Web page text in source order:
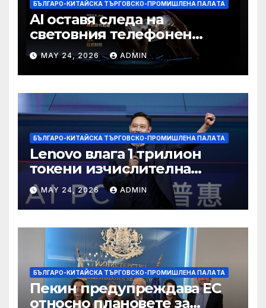
БЪЛГАРО-КИТАЙСКА ТЪРГОВСКО-ПРОМИШЛЕНА ПАЛAТА
AI оставя следа на
световния телефонен
пазар
MAY 24, 2026 ADMIN
БЪЛГАРО-КИТАЙСКА ТЪРГОВСКО-ПРОМИШЛЕНА ПАЛAТА
Lenovo влага 1 трилион
токени изчислителна
мощност в AI екосистемата
MAY 24, 2026 ADMIN
БЪЛГАРО-КИТАЙСКА ТЪРГОВСКО-ПРОМИШЛЕНА ПАЛAТА
Пекин предупреждава ЕС
относно плановете за